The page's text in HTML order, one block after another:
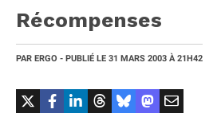
Récompenses
PAR ERGO - PUBLIÉ LE 31 MARS 2003 À 21H42